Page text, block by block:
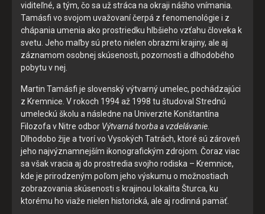
viditeľné, a tým, čo sa už stráca na okraji nášho vnímania.
Tamásfi vo svojom uvažovaní čerpá z fenomenológie i z
chápania umenia ako prostriedku hlbšieho vzťahu človeka k
svetu. Jeho maľby sú preto nielen obrazmi krajiny, ale aj
záznamom osobnej skúsenosti, pozornosti a dlhodobého
pobytu v nej.
Martin Tamásfi je slovenský výtvarný umelec, pochádzajúci
z Kremnice. V rokoch 1994 až 1998 tu študoval Strednú
umeleckú školu a následne na Univerzite Konštantína
Filozofa v Nitre odbor Výtvarná tvorba a vzdelávanie
Dlhodobo žije a tvorí vo Vysokých Tatrách, ktoré sú zároveň
jeho najvýznamnejším ikonografickým zdrojom. Čoraz viac
sa však vracia aj do prostredia svojho rodiska – Kremnice,
kde je prirodzeným poľom jeho výskumu o možnostiach
zobrazovania skúsenosti s krajinou lokalita Šturca, ku
ktorému ho viaže nielen historická, ale aj rodinná pamäť.
Technické súbory cookie sú pre prevádzku nevyhnutné a
pomáhajú urobiť webové stránky uplatniteľnými tým, že
umožňujú základné funkcie, ako je navigácia na stránke a
prístup k zabezpečeným oblastiam webovej stránky. Bez
týchto súborov cookie nemôže web správne fungovať.
Analytické cookies
Analytické cookies pomáhajú prevádzkovateľovi stránok
pochopiť, ako návštevníci stránok stránku používajú, aby
mohol stránky optimalizovať a ponúknuť im lepšiu
skúsenosť. Všetky dáta sa zbierajú anonymne a nie je
možné ich spojiť s konkrétnou osobou.
POVOLIŤ VŠETKO